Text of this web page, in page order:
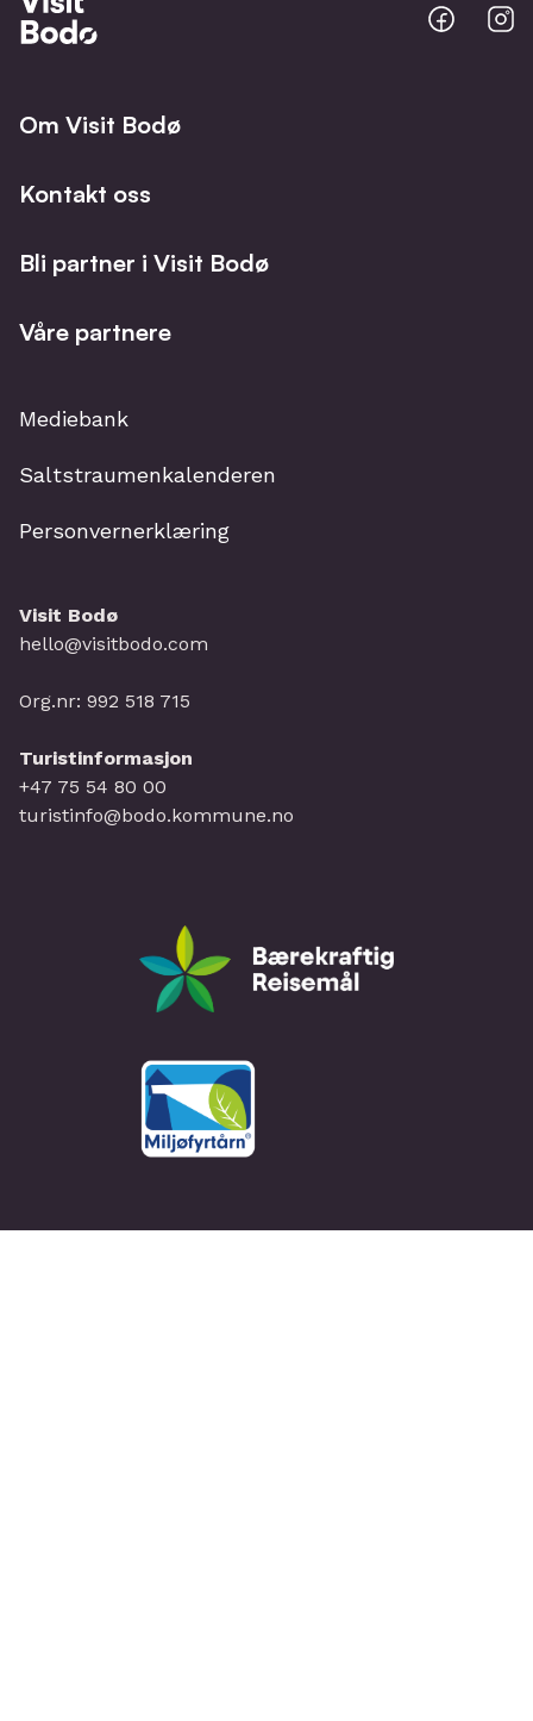
Bodo
@
Om Visit Bodø
Kontakt oss
Bli partner i Visit Bodø
Våre partnere
Mediebank
Saltstraumenkalenderen
Personvernerklæring
Visit Bodø
hello@visitbodo.com
Org.nr: 992 518 715
Turistinformasjon
+47 75 54 80 00
turistinfo@bodo.kommune.no